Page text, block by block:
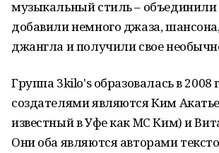
музыкальный стиль – объединили
добавили немного джаза,
джангла и получили свое
Группа 3kilo's образовалась в 2008
создателями являются Ким
известный в Уфе как MC Ким) и
Они оба являются авторами